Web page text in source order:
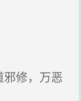
修，万恶